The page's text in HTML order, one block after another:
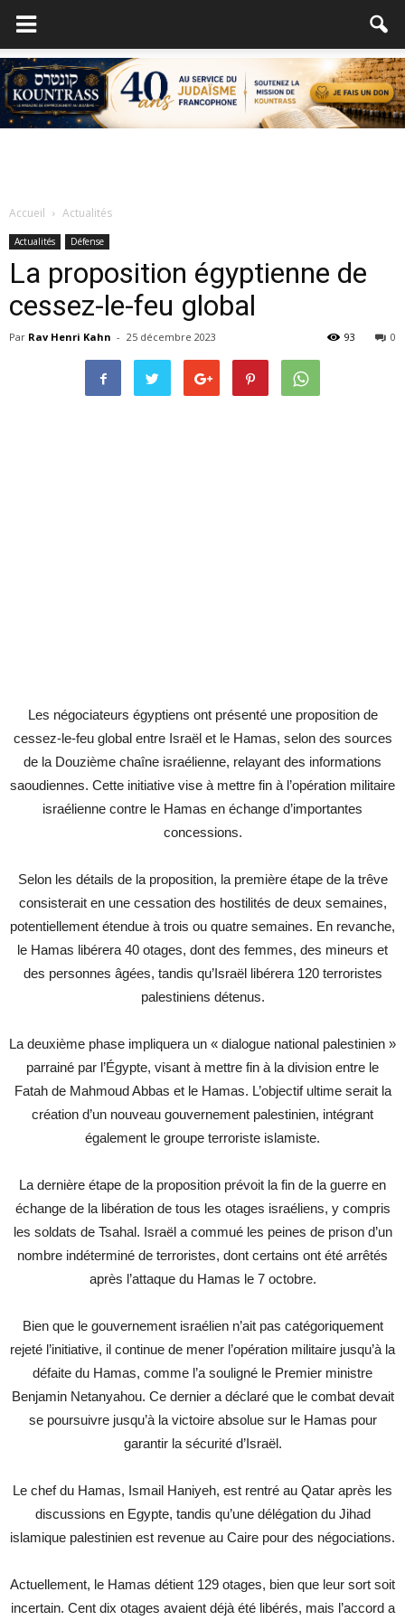
Accueil Actualités
Actualités Défense
La proposition égyptienne de
cessez-le-feu global
Par Rav Henri Kahn - 25 décembre 2023 0
93
Les négociateurs égyptiens ont présenté une proposition de
cessez-le-feu global entre Israël et le Hamas, selon des sources
de la Douzième chaîne israélienne, relayant des informations
saoudiennes. Cette initiative vise à mettre fin à l’opération militaire
israélienne contre le Hamas en échange d’importantes
concessions.
Selon les détails de la proposition, la première étape de la trêve
consisterait en une cessation des hostilités de deux semaines,
potentiellement étendue à trois ou quatre semaines. En revanche,
le Hamas libérera 40 otages, dont des femmes, des mineurs et
des personnes âgées, tandis qu’Israël libérera 120 terroristes
palestiniens détenus.
La deuxième phase impliquera un « dialogue national palestinien »
parrainé par l’Égypte, visant à mettre fin à la division entre le
Fatah de Mahmoud Abbas et le Hamas. L’objectif ultime serait la
création d’un nouveau gouvernement palestinien, intégrant
également le groupe terroriste islamiste.
La dernière étape de la proposition prévoit la fin de la guerre en
échange de la libération de tous les otages israéliens, y compris
les soldats de Tsahal. Israël a commué les peines de prison d’un
nombre indéterminé de terroristes, dont certains ont été arrêtés
après l’attaque du Hamas le 7 octobre.
Bien que le gouvernement israélien n’ait pas catégoriquement
rejeté l’initiative, il continue de mener l’opération militaire jusqu’à la
défaite du Hamas, comme l’a souligné le Premier ministre
Benjamin Netanyahou. Ce dernier a déclaré que le combat devait
se poursuivre jusqu’à la victoire absolue sur le Hamas pour
garantir la sécurité d’Israël.
Le chef du Hamas, Ismail Haniyeh, est rentré au Qatar après les
discussions en Egypte, tandis qu’une délégation du Jihad
islamique palestinien est revenue au Caire pour des négociations.
Actuellement, le Hamas détient 129 otages, bien que leur sort soit
incertain. Cent dix otages avaient déjà été libérés, mais l’accord a